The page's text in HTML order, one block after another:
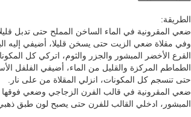
الطريقة:
ضعي المقرونية في الماء الساخن المملح حتى تدبل
وفي مقلاة ضعي الزيت حتى يسخن قليلا، أضيفي إليه
القرع الأخضر المبشور والجزر والثوم، اتركي كل
الطماطم المركزة والقليل من الماء، أضيفي الفلفل
حتى تنسجم كل المكونات، انزلي المقلاة من على نار.
ضعي المقرونية في قالب الفرن الزجاجي وضعي فوقها
المبشور، ادخلي القالب للفرن حتى يصبح لون طبق